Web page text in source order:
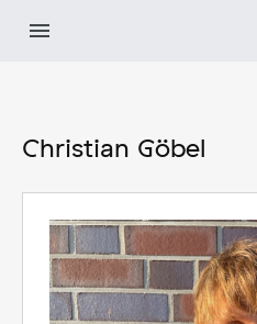
Inhaltmenu
Christian Göbel